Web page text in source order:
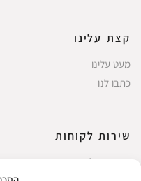
קצת עלינו
מעט עלינו
כתבו לנו
שירות לקוחות
החשבון שלי